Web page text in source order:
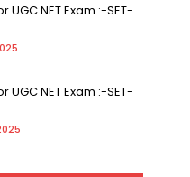
UGC NET Exam :-SET-
UGC NET Exam :-SET-